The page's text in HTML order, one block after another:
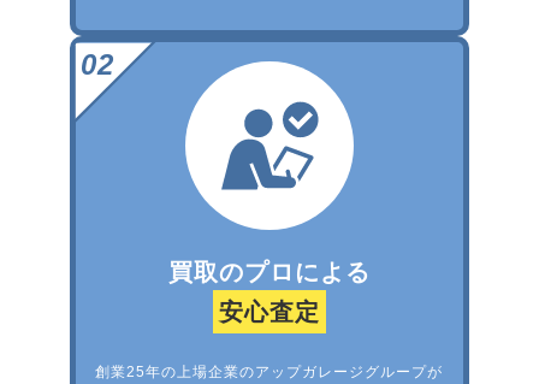
買取のプロによる
安心査定
創業25年の上場企業のアップガレージグループが